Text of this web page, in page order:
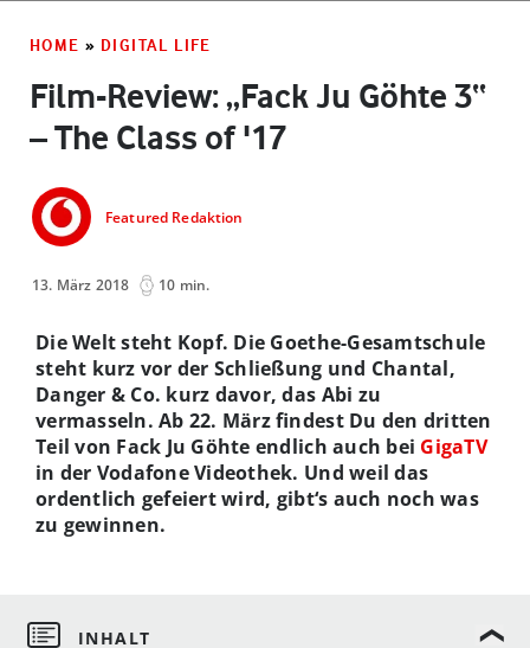
HOME » DIGITAL LIFE
Film-Review: „Fack Ju Göhte 3“
– The Class of '17
Featured Redaktion
13. März 2018 10 min.
Die Welt steht Kopf. Die Goethe-Gesamtschule
steht kurz vor der Schließung und Chantal,
Danger & Co. kurz davor, das Abi zu
vermasseln. Ab 22. März findest Du den dritten
Teil von Fack Ju Göhte endlich auch bei GigaTV
in der Vodafone Videothek. Und weil das
ordentlich gefeiert wird, gibt‘s auch noch was
zu gewinnen.